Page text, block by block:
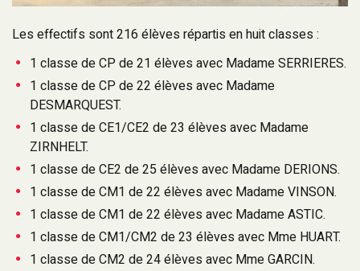
Les effectifs sont 216 élèves répartis en huit classes :
1 classe de CP de 21 élèves avec Madame SERRIERES.
1 classe de CP de 22 élèves avec Madame
DESMARQUEST.
1 classe de CE1/CE2 de 23 élèves avec Madame
ZIRNHELT.
1 classe de CE2 de 25 élèves avec Madame DERIONS.
1 classe de CM1 de 22 élèves avec Madame VINSON.
1 classe de CM1 de 22 élèves avec Madame ASTIC.
1 classe de CM1/CM2 de 23 élèves avec Mme HUART.
1 classe de CM2 de 24 élèves avec Mme GARCIN.